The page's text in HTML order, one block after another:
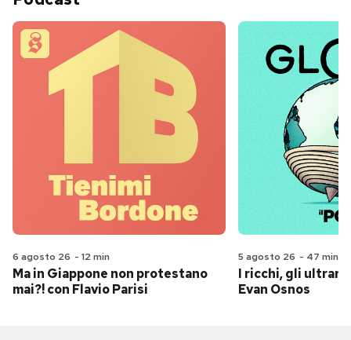
6 agosto 26 - 12 min
Ma in Giappone non protestano
mai?! con Flavio Parisi
5 agosto 26 - 47 min
I ricchi, gli
Evan Osnos